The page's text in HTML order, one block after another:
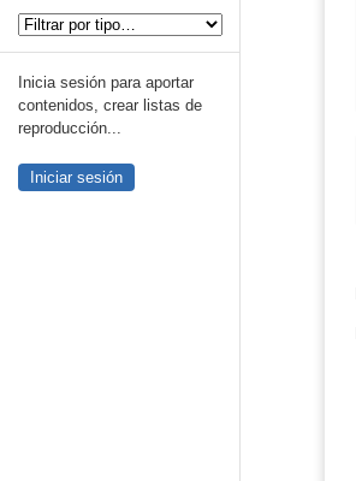
Inicia sesión para aportar
contenidos, crear listas de
reproducción...
Iniciar sesión